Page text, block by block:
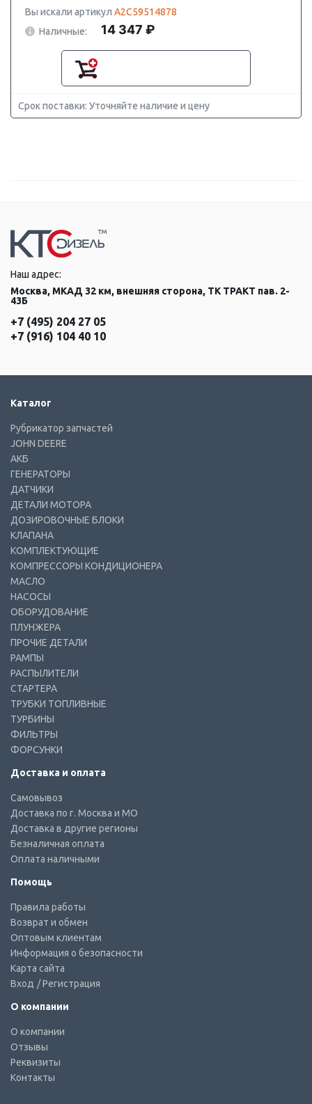
Вы искали артикул A2C59514878
Наличные:
14 347 ₽
Срок поставки: Уточняйте наличие и цену
Наш адрес:
Москва, МКАД 32 км, внешняя сторона, ТК ТРАКТ пав. 2-
43Б
+7 (495) 204 27 05
+7 (916) 104 40 10
Каталог
Рубрикатор запчастей
JOHN DEERE
АКБ
ГЕНЕРАТОРЫ
ДАТЧИКИ
ДЕТАЛИ МОТОРА
ДОЗИРОВОЧНЫЕ БЛОКИ
КЛАПАНА
КОМПЛЕКТУЮЩИЕ
КОМПРЕССОРЫ КОНДИЦИОНЕРА
МАСЛО
НАСОСЫ
ОБОРУДОВАНИЕ
ПЛУНЖЕРА
ПРОЧИЕ ДЕТАЛИ
РАМПЫ
РАСПЫЛИТЕЛИ
СТАРТЕРА
ТРУБКИ ТОПЛИВНЫЕ
ТУРБИНЫ
ФИЛЬТРЫ
ФОРСУНКИ
Доставка и оплата
Самовывоз
Доставка по г. Москва и МО
Доставка в другие регионы
Безналичная оплата
Оплата наличными
Помощь
Правила работы
Возврат и обмен
Оптовым клиентам
Информация о безопасности
Карта сайта
Вход / Регистрация
О компании
О компании
Отзывы
Реквизиты
Контакты